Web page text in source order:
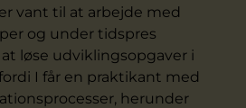
vant til at arbejde med
og under tidspres
løse udviklingsopgaver i
I får en praktikant med
herunder